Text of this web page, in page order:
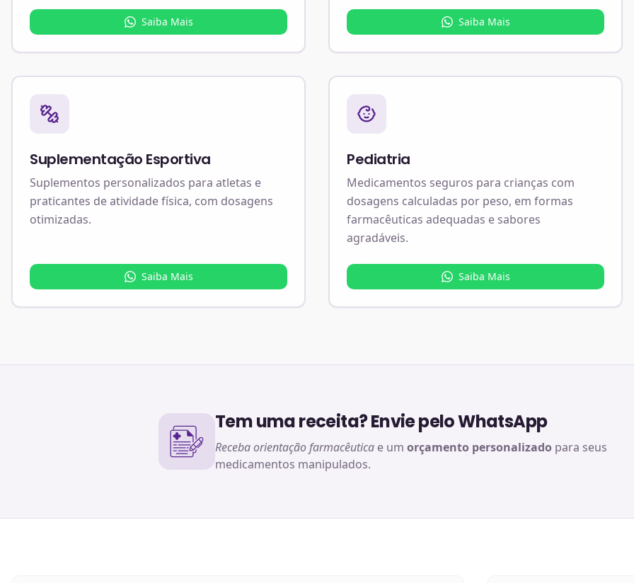
Saiba Mais Saiba Mais
Suplementação Esportiva
Suplementos personalizados para atletas e
praticantes de atividade física, com dosagens
otimizadas.
Saiba Mais
Pediatria
Medicamentos seguros para crianças com
dosagens calculadas por peso, em formas
farmacêuticas adequadas e sabores
agradáveis.
Saiba Mais
Tem uma receita? Envie pelo WhatsApp
Receba orientação farmacêutica e um orçamento personalizado para seus
medicamentos manipulados.